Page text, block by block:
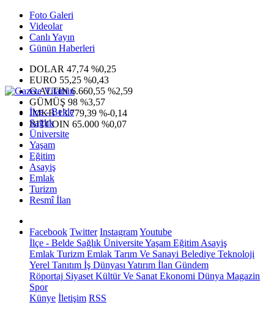
Foto Galeri
Videolar
Canlı Yayın
Günün Haberleri
DOLAR 47,74 %0,25
EURO 55,25 %0,43
G.ALTIN6.660,55 %2,59
GÜMÜŞ 98 %3,57
IMKB13.779,39 %-0,14
BITCOIN 65.000 %0,07
İlçe - Belde
Sağlık
Üniversite
Yaşam
Eğitim
Asayiş
Emlak
Turizm
Resmî İlan
Facebook Twitter InstagramYoutube
İlçe - Belde Sağlık ÜniversiteYaşam Eğitim Asayiş
Emlak Turizm Emlak Tarım Ve Sanayi Belediye Teknoloji
Yerel Tanıtım İş Dünyası Yatırım İlan Gündem
Röportaj Siyaset Kültür Ve Sanat Ekonomi Dünya Magazin
Spor
Künye İletişim RSS